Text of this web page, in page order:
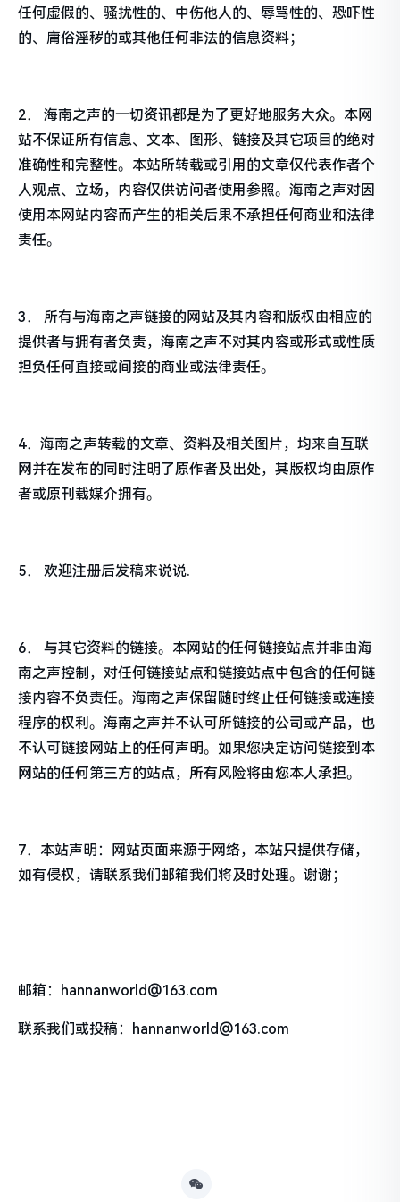
任何虚假的、骚扰性的、中伤他人的、辱骂性的、恐吓性
的、庸俗淫秽的或其他任何非法的信息资料；
2． 海南之声的一切资讯都是为了更好地服务大众。本网
站不保证所有信息、文本、图形、链接及其它项目的绝对
准确性和完整性。本站所转载或引用的文章仅代表作者个
人观点、立场，内容仅供访问者使用参照。海南之声对因
使用本网站内容而产生的相关后果不承担任何商业和法律
责任。
3． 所有与海南之声链接的网站及其内容和版权由相应的
提供者与拥有者负责，海南之声不对其内容或形式或性质
担负任何直接或间接的商业或法律责任。
4．海南之声转载的文章、资料及相关图片，均来自互联
网并在发布的同时注明了原作者及出处，其版权均由原作
者或原刊载媒介拥有。
5． 欢迎注册后发稿来说说.
6． 与其它资料的链接。本网站的任何链接站点并非由海
南之声控制，对任何链接站点和链接站点中包含的任何链
接内容不负责任。海南之声保留随时终止任何链接或连接
程序的权利。海南之声并不认可所链接的公司或产品，也
不认可链接网站上的任何声明。如果您决定访问链接到本
网站的任何第三方的站点，所有风险将由您本人承担。
7．本站声明：网站页面来源于网络，本站只提供存储，
如有侵权，请联系我们邮箱我们将及时处理。谢谢；
邮箱：hannanworld@163.com
联系我们或投稿：hannanworld@163.com